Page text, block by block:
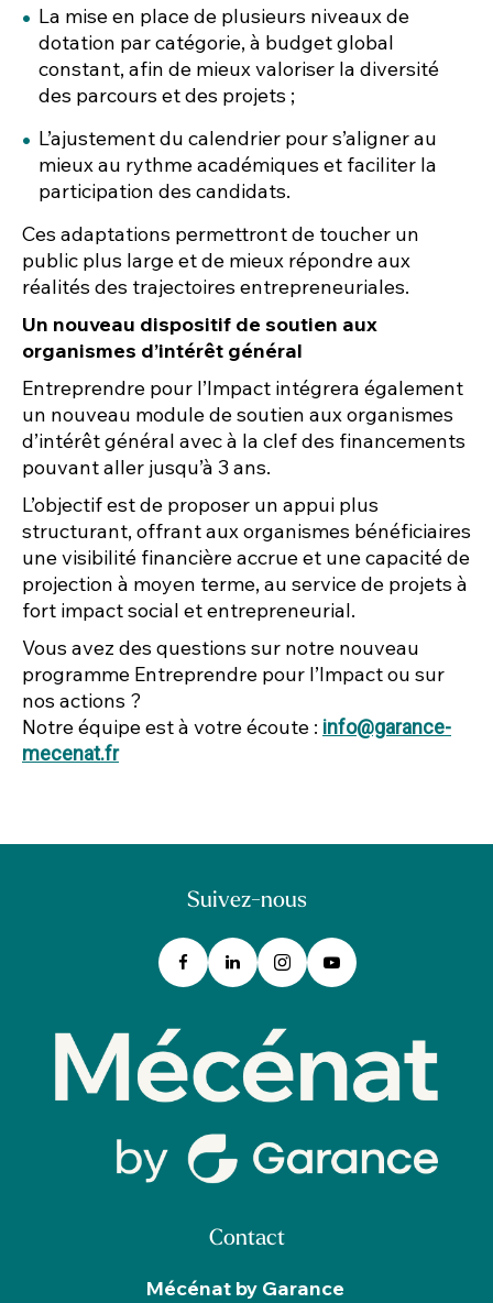
La mise en place de plusieurs niveaux de
dotation par catégorie, à budget global
constant, afin de mieux valoriser la diversité
des parcours et des projets ;
L’ajustement du calendrier pour s’aligner au
mieux au rythme académiques et faciliter la
participation des candidats.
Ces adaptations permettront de toucher un
public plus large et de mieux répondre aux
réalités des trajectoires entrepreneuriales.
Un nouveau dispositif de soutien aux
organismes d’intérêt général
Entreprendre pour l’Impact intégrera également
un nouveau module de soutien aux organismes
d’intérêt général avec à la clef des financements
pouvant aller jusqu’à 3 ans.
L’objectif est de proposer un appui plus
structurant, offrant aux organismes bénéficiaires
une visibilité financière accrue et une capacité de
projection à moyen terme, au service de projets à
fort impact social et entrepreneurial.
Vous avez des questions sur notre nouveau
programme Entreprendre pour l’Impactou sur
nos actions ?
Notre équipe est à votre écoute : info@garance-
mecenat.fr
Suivez-nous
Contact
Mécénat by Garance